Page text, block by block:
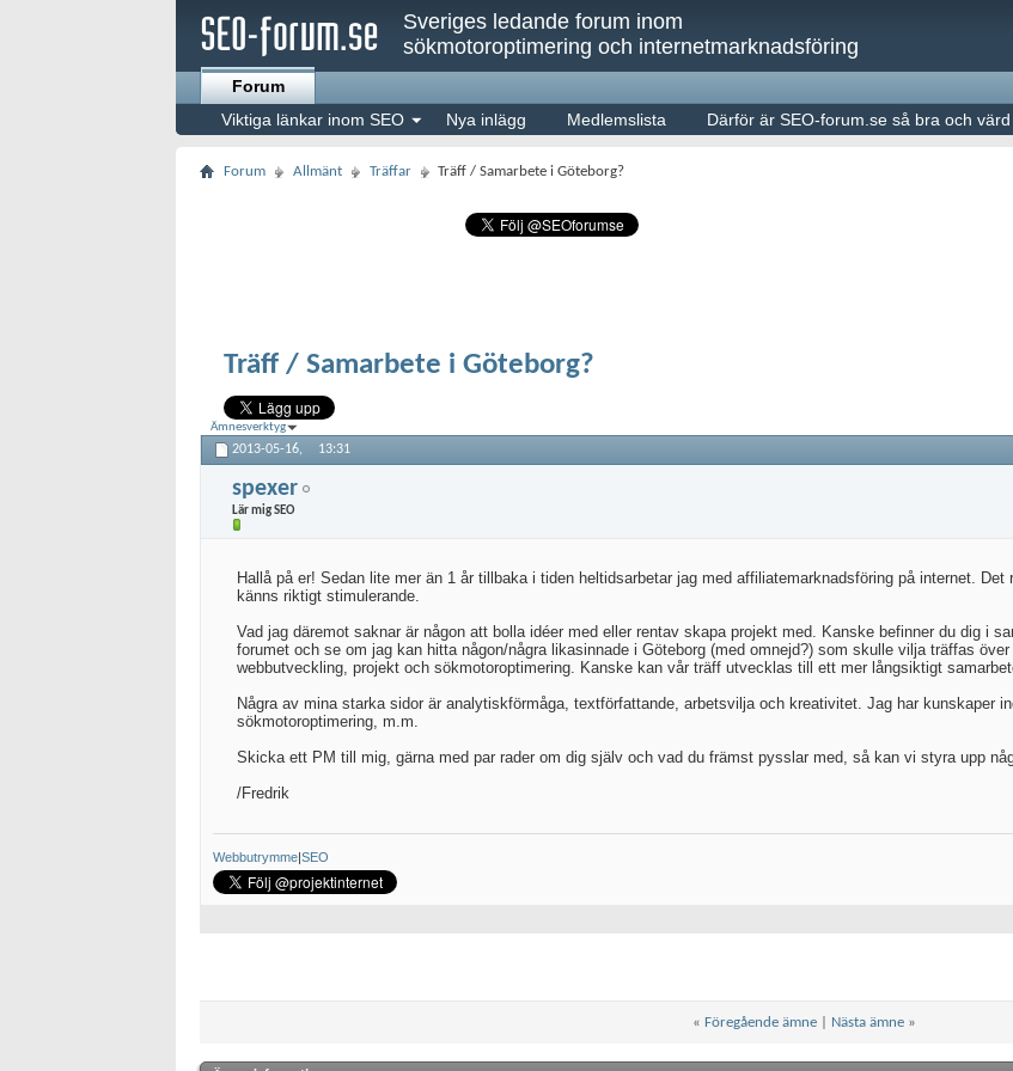
Sveriges ledande forum inom
sökmotoroptimering och internetmarknadsföring
Forum
Viktiga länkar inom SEO
Nya inlägg Medlemslista Därför är SEO-forum.se så bra och
Forum Allmänt Träffar Träff / Samarbete i Göteborg?
Träff / Samarbete i Göteborg?
Ämnesverktyg
2013-05-16, 13:31
spexer
Lär mig SEO
Hallå på er! Sedan lite mer än 1 år tillbaka i tiden heltidsarbetar jag med affiliatemarknadsföring på internet.
känns riktigt stimulerande.
Vad jag däremot saknar är någon att bolla idéer med eller rentav skapa projekt med. Kanske befinner du dig i
forumet och se om jag kan hitta någon/några likasinnade i Göteborg (med omnejd?) som skulle vilja träffas
webbutveckling, projekt och sökmotoroptimering. Kanske kan vår träff utvecklas till ett mer långsiktigt
Några av mina starka sidor är analytiskförmåga, textförfattande, arbetsvilja och kreativitet. Jag har kunskaper
sökmotoroptimering, m.m.
Skicka ett PM till mig, gärna med par rader om dig själv och vad du främst pysslar med, så kan vi styra upp
/Fredrik
Webbutrymme|SEO
« Föregående ämne| Nästa ämne »